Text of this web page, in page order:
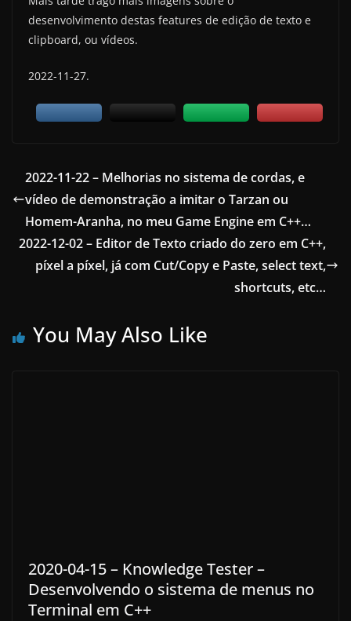
desenvolvimento destas features de edição de texto e
clipboard, ou vídeos.
2022-11-27.
2022-11-22 – Melhorias no sistema de cordas, e
vídeo de demonstração a imitar o Tarzan ou
Homem-Aranha, no meu Game Engine em C++…
2022-12-02 – Editor de Texto criado do zero em C++,
píxel a píxel, já com Cut/Copy e Paste, select text,
shortcuts, etc…
You May Also Like
2020-04-15 – Knowledge Tester –
Desenvolvendo o sistema de menus no
Terminal em C++